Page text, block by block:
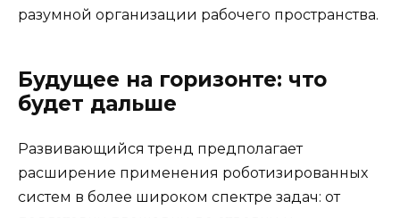
разумной организации рабочего пространства.
Будущее на горизонте: что
будет дальше
Развивающийся тренд предполагает
расширение применения роботизированных
систем в более широком спектре задач: от